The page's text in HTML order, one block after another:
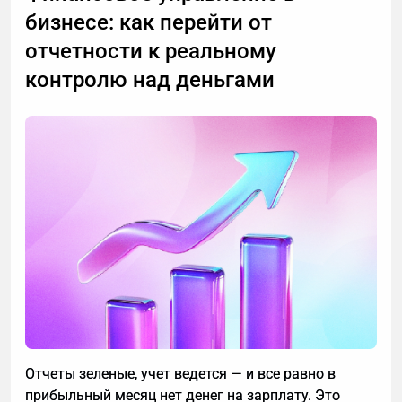
звонки мне.
бизнесе: как перейти от
отчетности к реальному
контролю над деньгами
Отчеты зеленые, учет ведется — и все равно в
прибыльный месяц нет денег на зарплату. Это